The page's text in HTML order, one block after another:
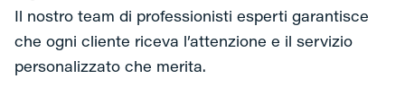
Il nostro team di professionisti esperti garantisce
che ogni cliente riceva l’attenzione e il servizio
personalizzato che merita.